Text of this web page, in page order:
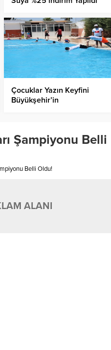
Çocuklar Yazın Keyfini
Büyükşehir’in
Şampiyonu Belli
Belli Oldu!
ALANI